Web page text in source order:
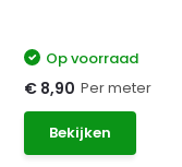
Op voorraad
€ 8,90 Per meter
Bekijken